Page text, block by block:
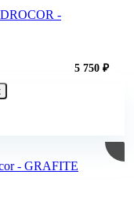
-
5 750 ₽